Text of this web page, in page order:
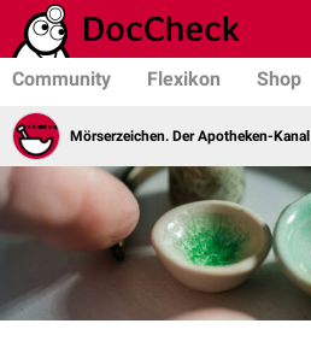
Community Flexikon Shop
Mörserzeichen. Der Apotheken-Kanal